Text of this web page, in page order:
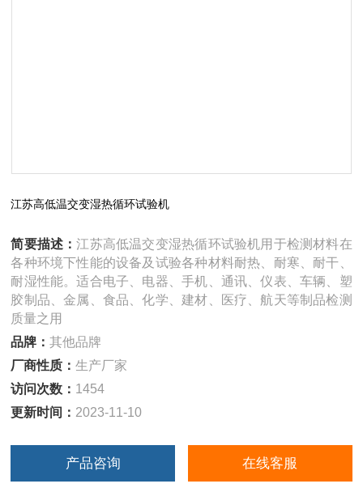
江苏高低温交变湿热循环试验机
简要描述：江苏高低温交变湿热循环试验机用于检测材料在
各种环境下性能的设备及试验各种材料耐热、耐寒、耐干、
耐湿性能。适合电子、电器、手机、通讯、仪表、车辆、塑
胶制品、金属、食品、化学、建材、医疗、航天等制品检测
质量之用
品牌：其他品牌
厂商性质：生产厂家
访问次数： 1454
更新时间： 2023-11-10
产品咨询 在线客服